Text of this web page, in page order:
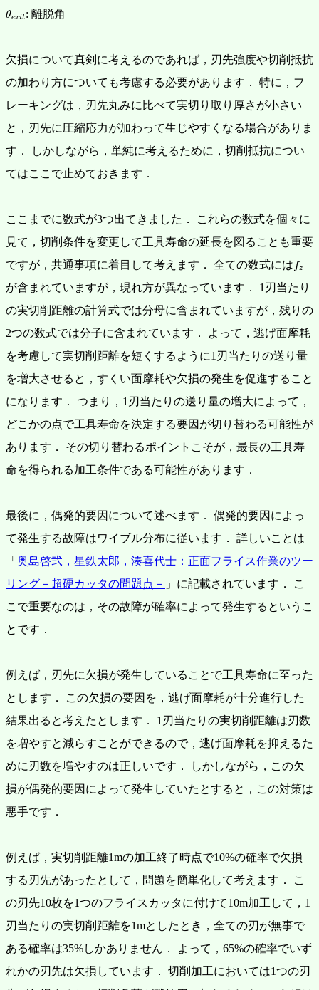
θexit
θ : 離脱角
欠損について真剣に考えるのであれば，刃先強度や切削抵抗
の加わり方についても考慮する必要があります．
特に，フ
レーキングは，刃先丸みに比べて実切り取り厚さが小さい
と，刃先に圧縮応力が加わって生じやすくなる場合がありま
す．
しかしながら，単純に考えるために，切削抵抗につい
てはここで止めておきます．
ここまでに数式が3つ出てきました．
これらの数式を個々に
見て，切削条件を変更して工具寿命の延長を図ることも重要
ですが，共通事項に着目して考えます．
全ての数式には fz
z
が含まれていますが，現れ方が異なっています．
1刃当たり
の実切削距離の計算式では分母に含まれていますが，残りの
2つの数式では分子に含まれています．
よって，逃げ面摩耗
を考慮して実切削距離を短くするように1刃当たりの送り量
を増大させると，すくい面摩耗や欠損の発生を促進すること
になります．
つまり，1刃当たりの送り量の増大によって，
どこかの点で工具寿命を決定する要因が切り替わる可能性が
あります．
その切り替わるポイントこそが，最長の工具寿
命を得られる加工条件である可能性があります．
最後に，偶発的要因について述べます．
偶発的要因によっ
て発生する故障はワイブル分布に従います．
詳しいことは
「 奥島啓弐，星鉄太郎，湊喜代士：正面フライス作業のツー
リング－超硬カッタの問題点－ 」に記載されています．
こ
こで重要なのは，その故障が確率によって発生するというこ
とです．
例えば，刃先に欠損が発生していることで工具寿命に至った
とします．
この欠損の要因を，逃げ面摩耗が十分進行した
結果出ると考えたとします．
1刃当たりの実切削距離は刃数
を増やすと減らすことができるので，逃げ面摩耗を抑えるた
めに刃数を増やすのは正しいです．
しかしながら，この欠
損が偶発的要因によって発生していたとすると，この対策は
悪手です．
例えば，実切削距離1mの加工終了時点で10%の確率で欠損
する刃先があったとして，問題を簡単化して考えます．
こ
の刃先10枚を1つのフライスカッタに付けて10m加工して，1
刃当たりの実切削距離を1mとしたとき，全ての刃が無事で
ある確率は35%しかありません．
よって，65%の確率でいず
れかの刃先は欠損しています．
切削加工においては1つの刃